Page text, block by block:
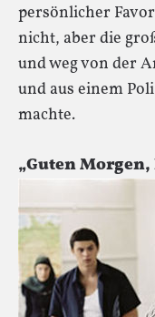
persönlicher
nicht, aber die
und weg von der
und aus einem
machte.
„Guten